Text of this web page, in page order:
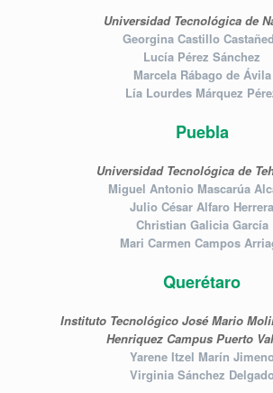
Universidad Tecnológica de
Georgina Castillo
Lucía Pérez Sánchez
Marcela Rábago de Ávila
Lía Lourdes Márquez
Puebla
Universidad Tecnológica de
Miguel Antonio Mascarúa
Julio César Alfaro Herrera
Christian Galicia García
Mari Carmen Campos
Querétaro
Instituto Tecnológico José Mario
Henriquez Campus Puerto
Yarene Itzel Marín
Virginia Sánchez